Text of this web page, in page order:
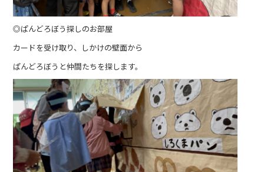
◎ぱんどろぼう探しのお部屋
カードを受け取り、しかけの壁面から
ぱんどろぼうと仲間たちを探します。